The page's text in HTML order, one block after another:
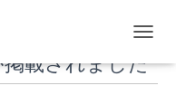
O
G
載されました